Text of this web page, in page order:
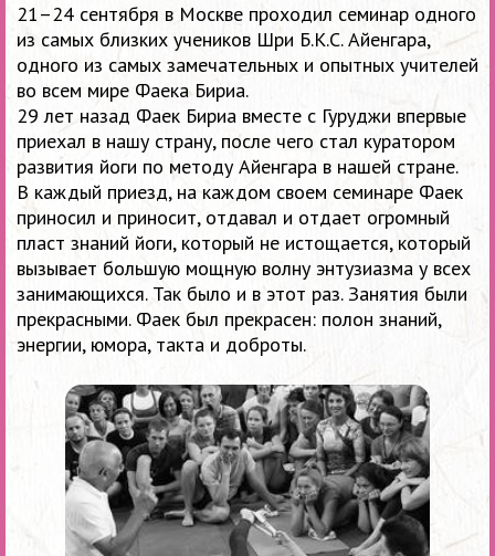
21–24 сентября в Москве проходил семинар одного
из самых близких учеников Шри Б.К.С. Айенгара,
одного из самых замечательных и опытных учителей
во всем мире Фаека Бириа.
29 лет назад Фаек Бириа вместе с Гуруджи впервые
приехал в нашу страну, после чего стал куратором
развития йоги по методу Айенгара в нашей стране.
В каждый приезд, на каждом своем семинаре Фаек
приносил и приносит, отдавал и отдает огромный
пласт знаний йоги, который не истощается, который
вызывает большую мощную волну энтузиазма у всех
занимающихся. Так было и в этот раз. Занятия были
прекрасными. Фаек был прекрасен: полон знаний,
энергии, юмора, такта и доброты.